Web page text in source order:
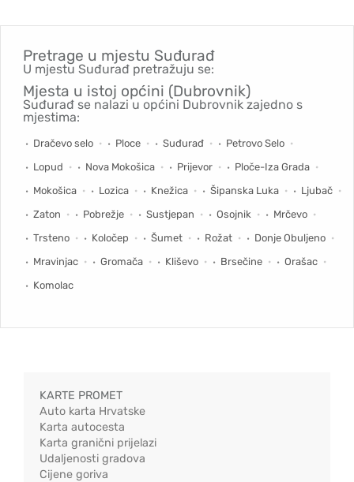
Pretrage u mjestu Suđurađ
U mjestu Suđurađ pretražuju se:
Mjesta u istoj općini (Dubrovnik)
Suđurađ se nalazi u općini Dubrovnik zajedno s
mjestima:
Dračevo selo Ploce Suđurađ
Petrovo Selo
Lopud
Nova Mokošica Prijevor
Ploče-Iza Grada
Mokošica
Lozica Knežica Šipanska Luka
Ljubač
Zaton
Pobrežje Sustjepan Osojnik
Mrčevo
Trsteno
Koločep Šumet Rožat
Donje Obuljeno
Mravinjac
Gromača Kliševo Brsečine
Orašac
Komolac
KARTE PROMET
Auto karta Hrvatske
Karta autocesta
Karta granični prijelazi
Udaljenosti gradova
Cijene goriva